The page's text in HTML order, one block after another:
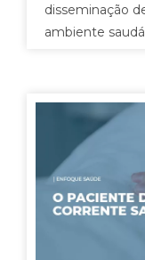
disseminação
ambiente